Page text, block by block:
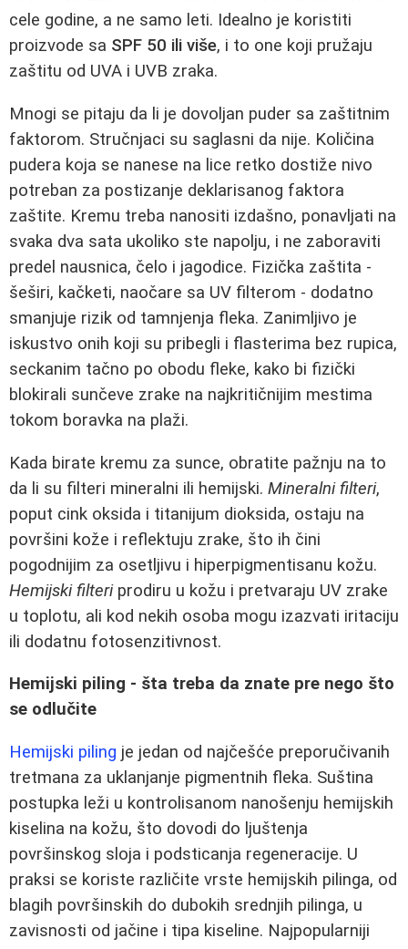
cele godine, a ne samo leti. Idealno je koristiti
proizvode sa SPF 50 ili više, i to one koji pružaju
zaštitu od UVA i UVB zraka.
Mnogi se pitaju da li je dovoljan puder sa zaštitnim
faktorom. Stručnjaci su saglasni da nije. Količina
pudera koja se nanese na lice retko dostiže nivo
potreban za postizanje deklarisanog faktora
zaštite. Kremu treba nanositi izdašno, ponavljati na
svaka dva sata ukoliko ste napolju, i ne zaboraviti
predel nausnica, čelo i jagodice. Fizička zaštita -
šeširi, kačketi, naočare sa UV filterom - dodatno
smanjuje rizik od tamnjenja fleka. Zanimljivo je
iskustvo onih koji su pribegli i flasterima bez rupica,
seckanim tačno po obodu fleke, kako bi fizički
blokirali sunčeve zrake na najkritičnijim mestima
tokom boravka na plaži.
Kada birate kremu za sunce, obratite pažnju na to
da li su filteri mineralni ili hemijski. Mineralni filteri,
poput cink oksida i titanijum dioksida, ostaju na
površini kože i reflektuju zrake, što ih čini
pogodnijim za osetljivu i hiperpigmentisanu kožu.
Hemijski filteriprodiru u kožu i pretvaraju UV zrake
u toplotu, ali kod nekih osoba mogu izazvati iritaciju
ili dodatnu fotosenzitivnost.
Hemijski piling - šta treba da znate pre nego što
se odlučite
Hemijski piling je jedan od najčešće preporučivanih
tretmana za uklanjanje pigmentnih fleka. Suština
postupka leži u kontrolisanom nanošenju hemijskih
kiselina na kožu, što dovodi do ljuštenja
površinskog sloja i podsticanja regeneracije. U
praksi se koriste različite vrste hemijskih pilinga, od
blagih površinskih do dubokih srednjih pilinga, u
zavisnosti od jačine i tipa kiseline. Najpopularniji